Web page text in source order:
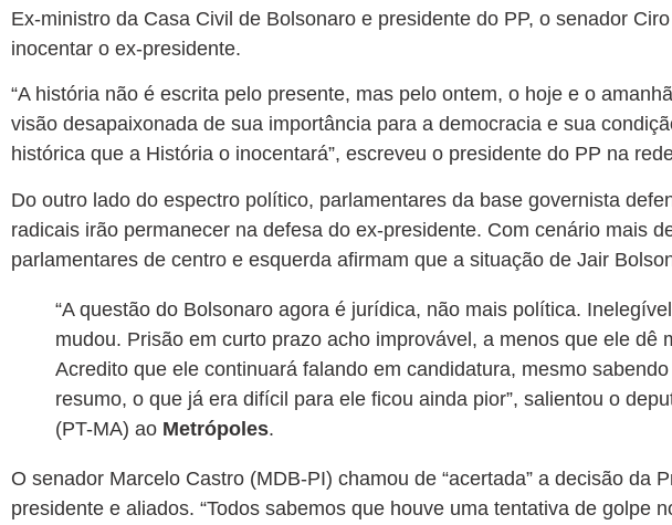
Ex-ministro da Casa Civil de Bolsonaro e presidente do PP, o senador
inocentar o ex-presidente.
“A história não é escrita pelo presente, mas pelo ontem, o hoje e o
visão desapaixonada de sua importância para a democracia e sua
histórica que a História o inocentará”, escreveu o presidente do PP na
Do outro lado do espectro político, parlamentares da base governista
radicais irão permanecer na defesa do ex-presidente. Com cenário mais
parlamentares de centro e esquerda afirmam que a situação de Jair
“A questão do Bolsonaro agora é jurídica, não mais política.
mudou. Prisão em curto prazo acho improvável, a menos que ele dê
Acredito que ele continuará falando em candidatura, mesmo
resumo, o que já era difícil para ele ficou ainda pior”, salientou o
(PT-MA) ao Metrópoles.
O senador Marcelo Castro (MDB-PI) chamou de “acertada” a decisão da
presidente e aliados. “Todos sabemos que houve uma tentativa de golpe